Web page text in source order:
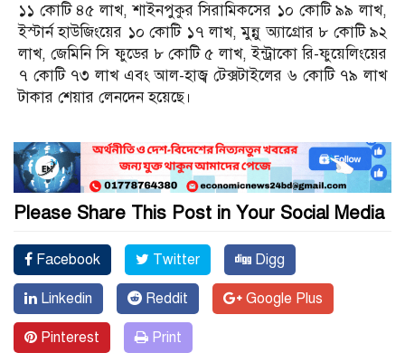
১১ কোটি ৪৫ লাখ, শাইনপুকুর সিরামিকসের ১০ কোটি ৯৯ লাখ,
ইস্টার্ন হাউজিংয়ের ১০ কোটি ১৭ লাখ, মুন্নু অ্যাগ্রোর ৮ কোটি ৯২
লাখ, জেমিনি সি ফুডের ৮ কোটি ৫ লাখ, ইন্ট্রাকো রি-ফুয়েলিংয়ের
৭ কোটি ৭৩ লাখ এবং আল-হাজ্ব টেক্সটাইলের ৬ কোটি ৭৯ লাখ
টাকার শেয়ার লেনদেন হয়েছে।
Please Share This Post in Your Social Media
Facebook Twitter Digg
Linkedin Reddit Google Plus
Pinterest Print